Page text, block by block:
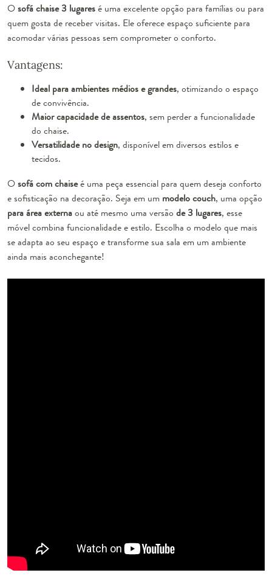
Osofá chaise 3 lugaresé uma excelente opção para famílias ou para
quem gosta de receber visitas. Ele oferece espaço suficiente para
acomodar várias pessoas sem comprometer o conforto.
Vantagens:
Ideal para ambientes médios e grandes, otimizando o espaço
de convivência.
Maior capacidade de assentos, sem perder a funcionalidade
do chaise.
Versatilidade no design, disponível em diversos estilos e
tecidos.
Osofá com chaiseé uma peça essencial para quem deseja conforto
e sofisticação na decoração. Seja em um modelo couch, uma opção
para área externaou até mesmo uma versão de 3 lugares, esse
móvel combina funcionalidade e estilo. Escolha o modelo que mais
se adapta ao seu espaço e transforme sua sala em um ambiente
ainda mais aconchegante!